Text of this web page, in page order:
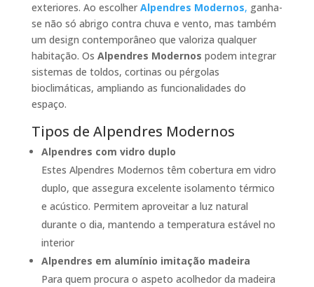
exteriores. Ao escolher Alpendres Modernos, ganha-
se não só abrigo contra chuva e vento, mas também
um design contemporâneo que valoriza qualquer
habitação. Os Alpendres Modernos podem integrar
sistemas de toldos, cortinas ou pérgolas
bioclimáticas, ampliando as funcionalidades do
espaço.
Tipos de Alpendres Modernos
Alpendres com vidro duplo
Estes Alpendres Modernos têm cobertura em vidro
duplo, que assegura excelente isolamento térmico
e acústico. Permitem aproveitar a luz natural
durante o dia, mantendo a temperatura estável no
interior
Alpendres em alumínio imitação madeira
Para quem procura o aspeto acolhedor da madeira